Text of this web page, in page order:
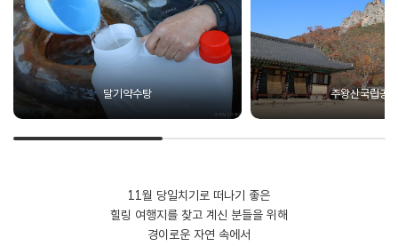
달기약수탕 주왕산국립공원
11월 당일치기로 떠나기 좋은
힐링 여행지를 찾고 계신 분들을 위해
경이로운 자연 속에서